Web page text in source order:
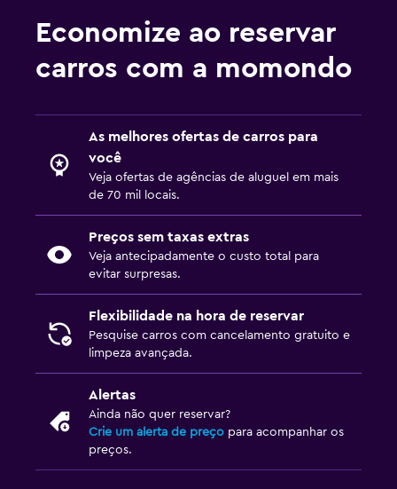
Economize ao reservar
carros com a momondo
As melhores ofertas de carros para
você
Veja ofertas de agências de aluguel em mais
de 70 mil locais.
Preços sem taxas extras
Veja antecipadamente o custo total para
evitar surpresas.
Flexibilidade na hora de reservar
Pesquise carros com cancelamento gratuito e
limpeza avançada.
Alertas
Ainda não quer reservar?
Crie um alerta de preço para acompanhar os
preços.